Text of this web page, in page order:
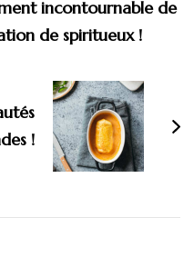
incontournable de
de spiritueux !
!